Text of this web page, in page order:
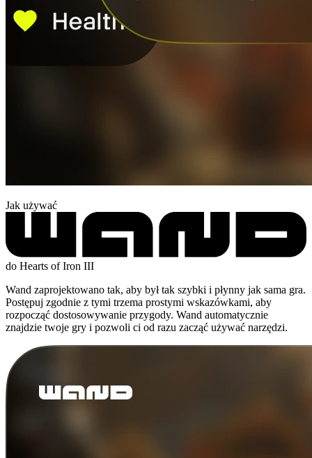
Jak używać
do Hearts of Iron III
Wand zaprojektowano tak, aby był tak szybki i płynny jak sama gra.
Postępuj zgodnie z tymi trzema prostymi wskazówkami, aby
rozpocząć dostosowywanie przygody. Wand automatycznie
znajdzie twoje gry i pozwoli ci od razu zacząć używać narzędzi.